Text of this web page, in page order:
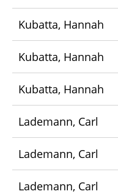
Kubatta, Hannah
Kubatta, Hannah
Kubatta, Hannah
Lademann, Carl
Lademann, Carl
Lademann, Carl